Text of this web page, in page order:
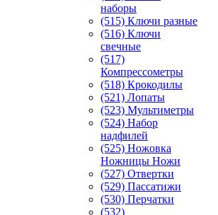
наборы
(515) Ключи разные
(516) Ключи
свечные
(517)
Компрессометры
(518) Крокодилы
(521) Лопаты
(523) Мультиметры
(524) Набор
надфилей
(525) Ножовка
Ножницы Ножи
(527) Отвертки
(529) Пассатижи
(530) Перчатки
(532)